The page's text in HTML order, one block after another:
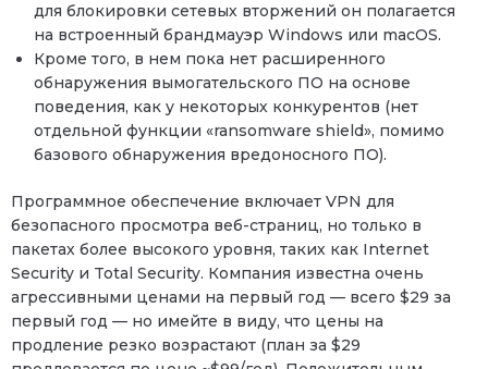
для блокировки сетевых вторжений он полагается
на встроенный брандмауэр Windows или macOS.
Кроме того, в нем пока нет расширенного
обнаружения вымогательского ПО на основе
поведения, как у некоторых конкурентов (нет
отдельной функции «ransomware shield», помимо
базового обнаружения вредоносного ПО).
Программное обеспечение включает VPN для
безопасного просмотра веб-страниц, но только в
пакетах более высокого уровня, таких как Internet
Security и Total Security. Компания известна очень
агрессивными ценами на первый год — всего $29 за
первый год — но имейте в виду, что цены на
продление резко возрастают (план за $29